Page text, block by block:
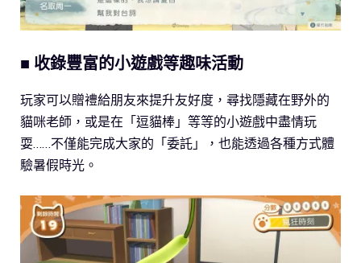
■ 收錄豐富的小遊戲等趣味活動
玩家可以贈禮給朋友來提升友好度，尋找隱藏在野外的
貓咪老師，或是在「逗貓棒」等等的小遊戲中盡情玩
耍……不僅能完成大家的「委託」，也能透過各種方式體
驗暑假時光。